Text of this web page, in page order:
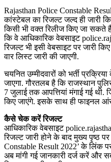
Rajasthan Police Constable
कांस्टेबल का रिजल्ट जल्द ही जारी
किसी भी वक्त रिलीज किए जा सकते
कि वे आधिकारिक वेबसाइट
रिजल्ट भी इसी वेबसाइट पर जारी
वार लिस्ट जारी की जाएगी.
चयनित उम्मीदवारों को भर्ती
जाएगा. गौरतलब है कि राजस्थान
7 जुलाई तक आपत्तियां मंगाई गई थी.
किए जाएंगे. इसके साथ ही फाइनल
कैसे चेक करें रिजल्ट
आधिकारिक वेबसाइट
रिजल्ट जारी होने के बाद मुख्य पृष्ठ
Constable Result 2022’ के लिंक
अब मांगी गई जानकारी दर्ज करें और